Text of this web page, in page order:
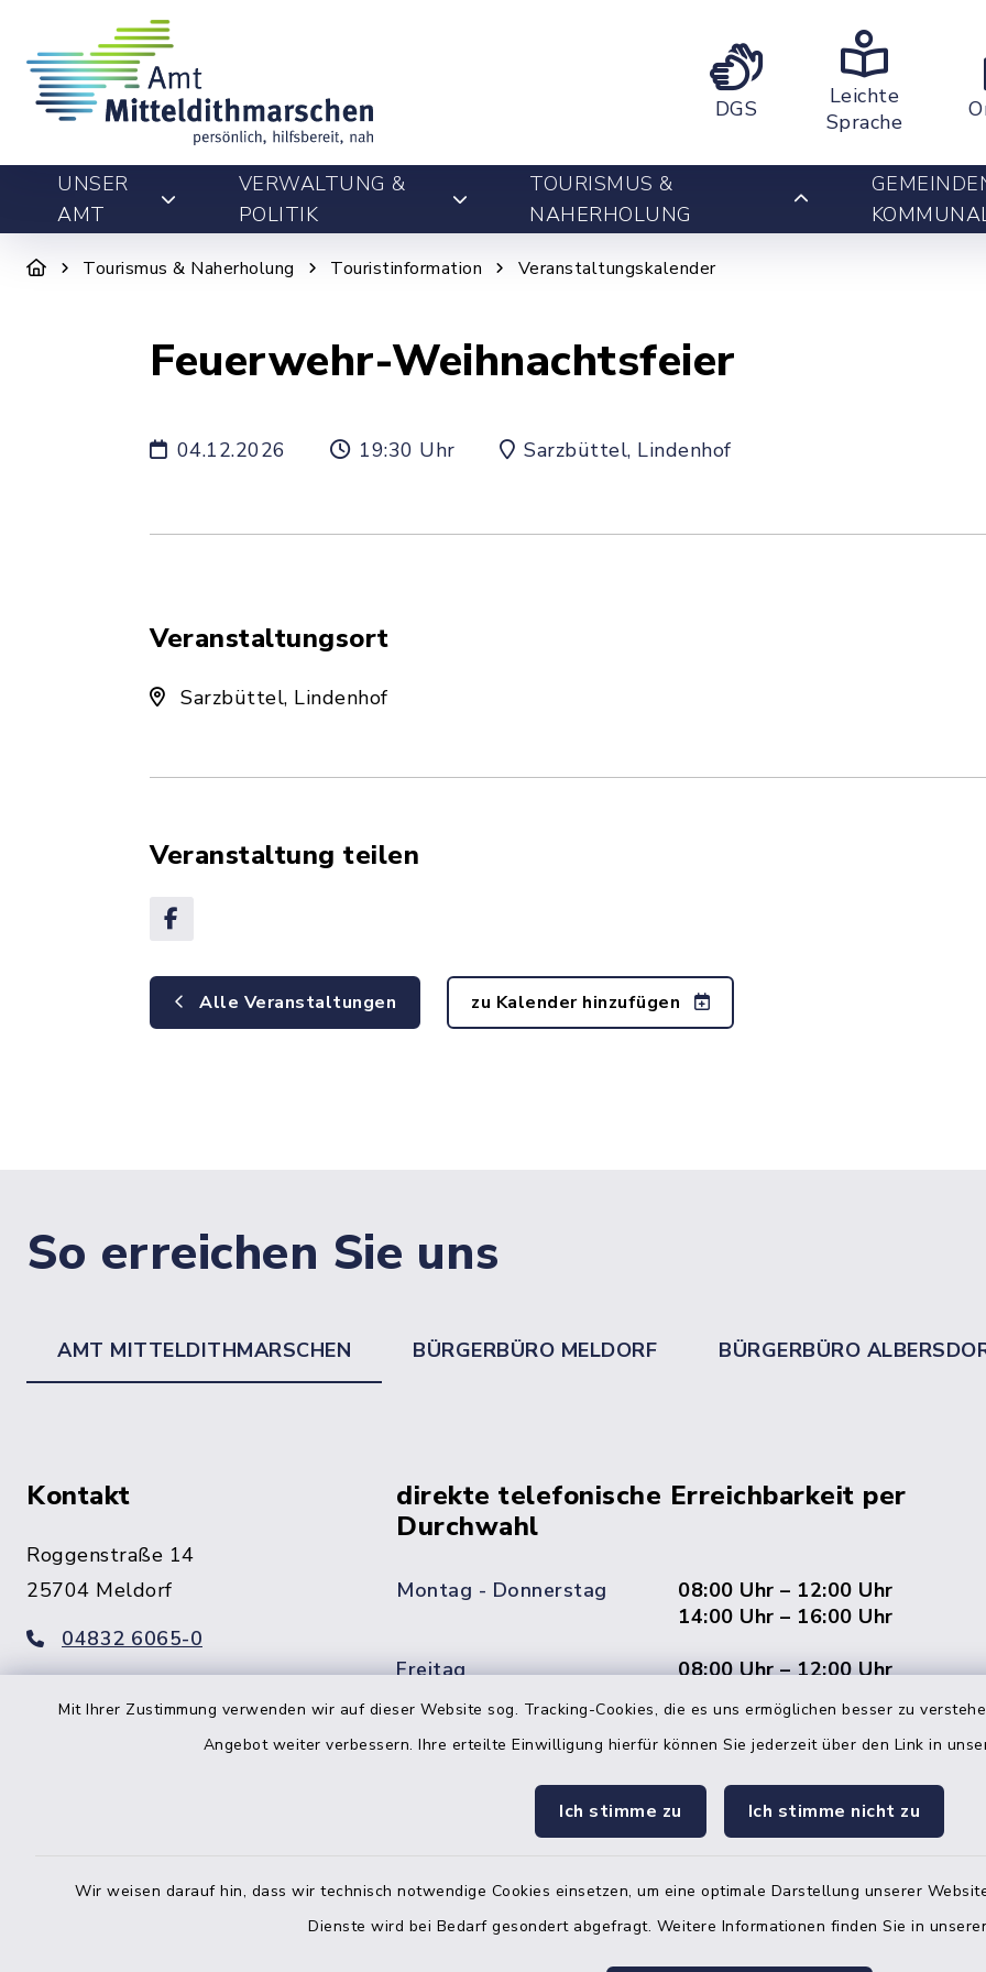
Mit Ihrer Zustimmung verwenden wir auf dieser Website sog. Tracking-Cookies, die es uns ermöglichen besser zu
Angebot weiter verbessern. Ihre erteilte Einwilligung hierfür können Sie jederzeit über den Link in
Ich stimme zu Ich stimme nicht zu
Wir weisen darauf hin, dass wir technisch notwendige Cookies einsetzen, um eine optimale Darstellung unserer
Dienste wird bei Bedarf gesondert abgefragt. Weitere Informationen finden Sie in
DGS
Leichte
Sprache
UNSER
AMT
VERWALTUNG &
POLITIK
TOURISMUS &
NAHERHOLUNG
Tourismus & Naherholung Touristinformation Veranstaltungskalender
Feuerwehr-Weihnachtsfeier
04.12.2026 19:30 Uhr Sarzbüttel, Lindenhof
Veranstaltungsort
Sarzbüttel, Lindenhof
Veranstaltung teilen
Alle Veranstaltungen zu Kalender hinzufügen
So erreichen Sie uns
AMT MITTELDITHMARSCHEN BÜRGERBÜRO MELDORF BÜRGERBÜRO
Kontakt
Roggenstraße 14
25704 Meldorf
04832 6065-0
info@mitteldithmarschen.de
direkte telefonische Erreichbarkeit per
Durchwahl
Montag - Donnerstag
08:00 Uhr – 12:00 Uhr
14:00 Uhr – 16:00 Uhr
Freitag
08:00 Uhr – 12:00 Uhr
Online-Terminvereinbarung
Haben Sie ein dringendes Anliegen, finden aber online
Telefonnummer 04832 6065 0 an!
Telefonliste des Amtes Mitteldithmarschen